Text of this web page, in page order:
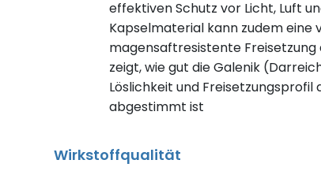
effektiven Schutz vor Licht, Luft
Kapselmaterial kann zudem eine
magensaftresistente Freisetzung
zeigt, wie gut die Galenik
Löslichkeit und
abgestimmt ist
Wirkstoffqualität